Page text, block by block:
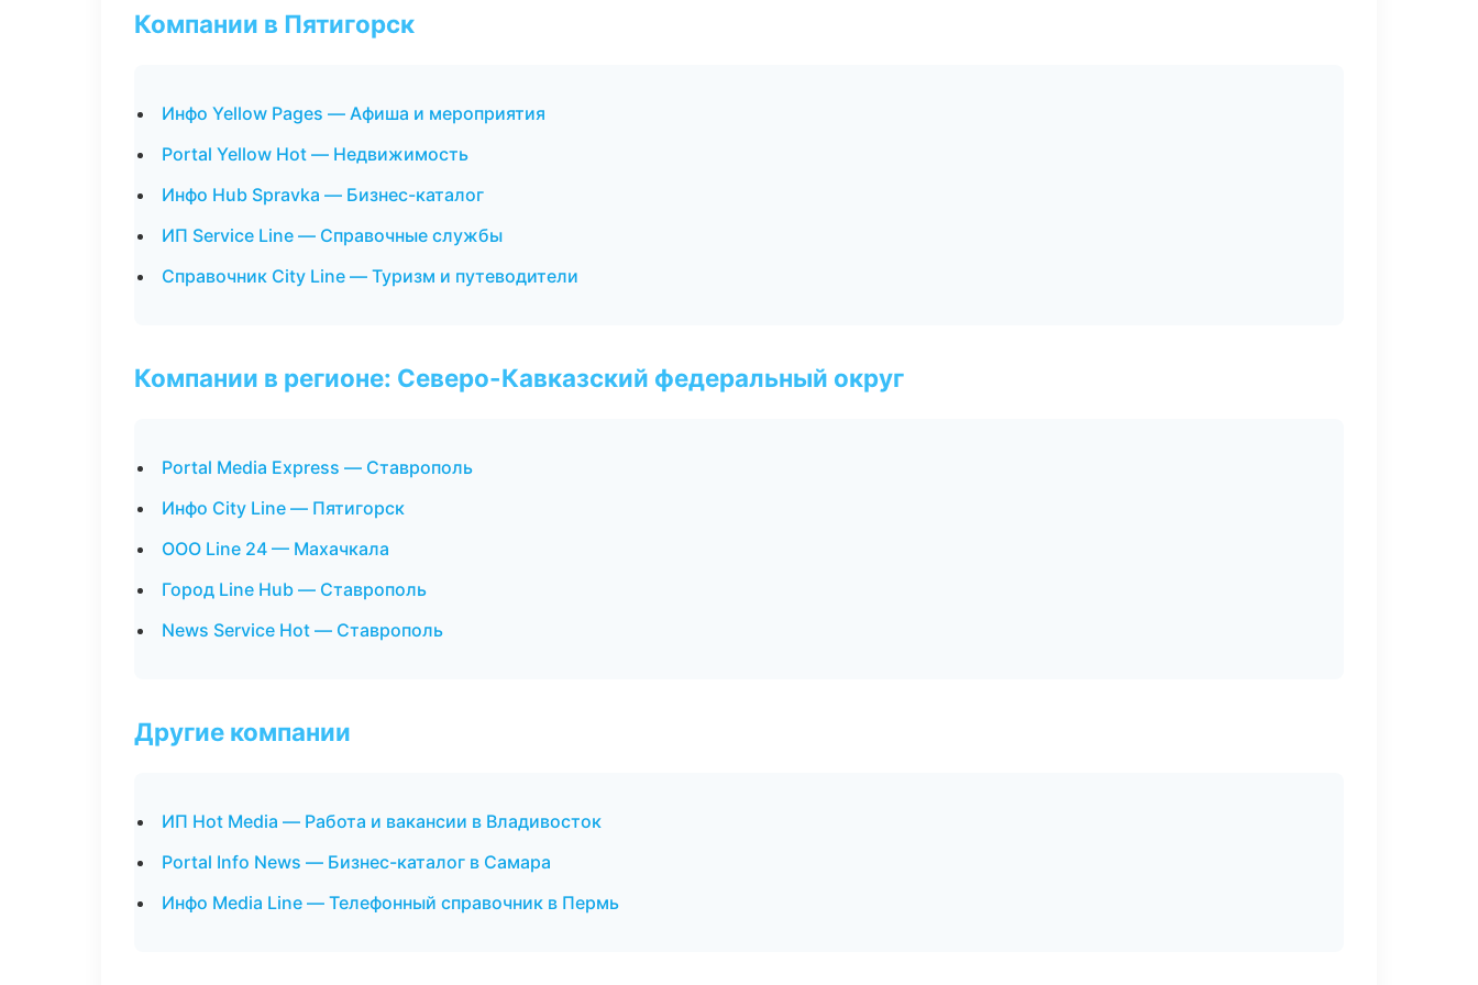
Компании в Пятигорск
Инфо Yellow Pages — Афиша и мероприятия
Portal Yellow Hot — Недвижимость
Инфо Hub Spravka — Бизнес-каталог
ИП Service Line — Справочные службы
Справочник City Line — Туризм и путеводители
Компании в регионе: Северо-Кавказский федеральный округ
Portal Media Express — Ставрополь
Инфо City Line — Пятигорск
ООО Line 24 — Махачкала
Город Line Hub — Ставрополь
News Service Hot — Ставрополь
Другие компании
ИП Hot Media — Работа и вакансии в Владивосток
Portal Info News — Бизнес-каталог в Самара
Инфо Media Line — Телефонный справочник в Пермь